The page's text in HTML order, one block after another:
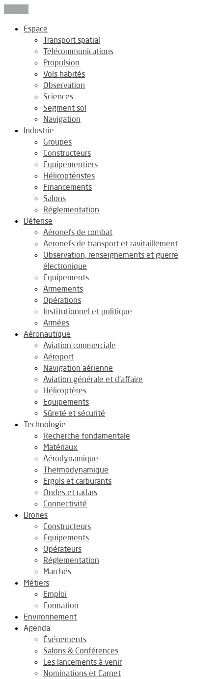
Espace
Transport spatial
Télécommunications
Propulsion
Vols habités
Observation
Sciences
Segment sol
Navigation
Industrie
Groupes
Constructeurs
Equipementiers
Hélicoptéristes
Financements
Salons
Réglementation
Défense
Aéronefs de combat
Aeronefs de transport et ravitaillement
Observation, renseignements et guerre
électronique
Equipements
Armements
Opérations
Institutionnel et politique
Armées
Aéronautique
Aviation commerciale
Aéroport
Navigation aérienne
Aviation générale et d’affaire
Hélicoptères
Equipements
Sûreté et sécurité
Technologie
Recherche fondamentale
Matériaux
Aérodynamique
Thermodynamique
Ergols et carburants
Ondes et radars
Connectivité
Drones
Constructeurs
Equipements
Opérateurs
Réglementation
Marchés
Métiers
Emploi
Formation
Environnement
Agenda
Événements
Salons & Conférences
Les lancements à venir
Nominations et Carnet